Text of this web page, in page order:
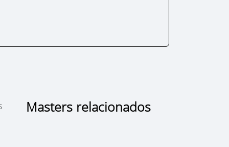
Masters relacionados